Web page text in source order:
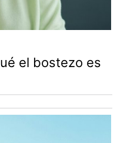
el bostezo es